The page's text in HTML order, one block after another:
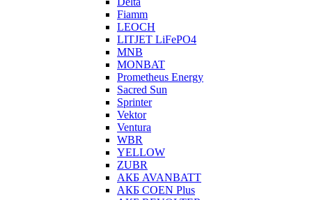
Fiamm
LEOCH
LITJET LiFePO4
MNB
MONBAT
Prometheus Energy
Sacred Sun
Sprinter
Vektor
Ventura
WBR
YELLOW
ZUBR
АКБ AVANBATT
АКБ COEN Plus